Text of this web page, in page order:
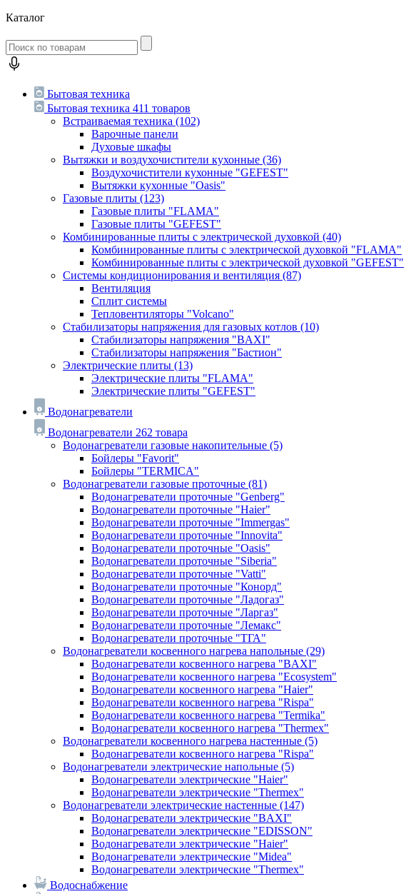
Каталог
Бытовая техника
Бытовая техника 411 товаров
Встраиваемая техника (102)
Варочные панели
Духовые шкафы
Вытяжки и воздухочистители кухонные (36)
Воздухочистители кухонные "GEFEST"
Вытяжки кухонные "Oasis"
Газовые плиты (123)
Газовые плиты "FLAMA"
Газовые плиты "GEFEST"
Комбинированные плиты с электрической духовкой (40)
Комбинированные плиты с электрической духовкой "FLAMA"
Комбинированные плиты с электрической духовкой "GEFEST"
Системы кондиционирования и вентиляция (87)
Вентиляция
Сплит системы
Тепловентиляторы "Volcano"
Стабилизаторы напряжения для газовых котлов (10)
Стабилизаторы напряжения "BAXI"
Стабилизаторы напряжения "Бастион"
Электрические плиты (13)
Электрические плиты "FLAMA"
Электрические плиты "GEFEST"
Водонагреватели
Водонагреватели 262 товара
Водонагреватели газовые накопительные (5)
Бойлеры "Favorit"
Бойлеры "TERMICA"
Водонагреватели газовые проточные (81)
Водонагреватели проточные "Genberg"
Водонагреватели проточные "Haier"
Водонагреватели проточные "Immergas"
Водонагреватели проточные "Innovita"
Водонагреватели проточные "Oasis"
Водонагреватели проточные "Siberia"
Водонагреватели проточные "Vatti"
Водонагреватели проточные "Конорд"
Водонагреватели проточные "Ладогаз"
Водонагреватели проточные "Ларгаз"
Водонагреватели проточные "Лемакс"
Водонагреватели проточные "ТГА"
Водонагреватели косвенного нагрева напольные (29)
Водонагреватели косвенного нагрева "BAXI"
Водонагреватели косвенного нагрева "Ecosystem"
Водонагреватели косвенного нагрева "Haier"
Водонагреватели косвенного нагрева "Rispa"
Водонагреватели косвенного нагрева "Termika"
Водонагреватели косвенного нагрева "Thermex"
Водонагреватели косвенного нагрева настенные (5)
Водонагреватели косвенного нагрева "Rispa"
Водонагреватели электрические напольные (5)
Водонагреватели электрические "Haier"
Водонагреватели электрические "Thermex"
Водонагреватели электрические настенные (147)
Водонагреватели электрические "BAXI"
Водонагреватели электрические "EDISSON"
Водонагреватели электрические "Haier"
Водонагреватели электрические "Midea"
Водонагреватели электрические "Thermex"
Водоснабжение